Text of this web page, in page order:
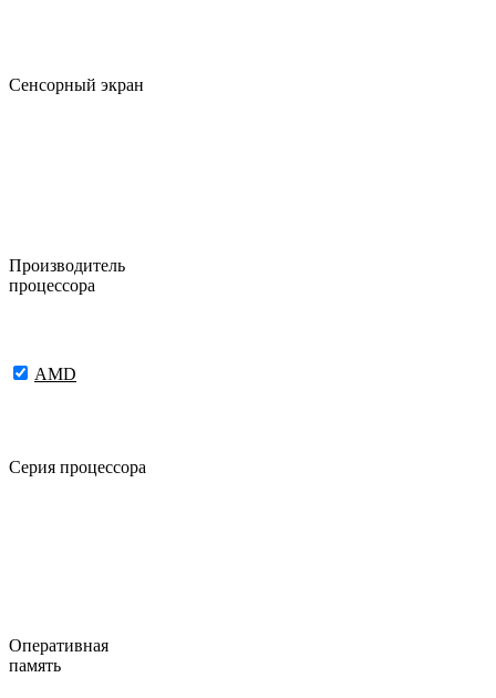
Сенсорный экран
Производитель
процессора
AMD
Серия процессора
Оперативная
память